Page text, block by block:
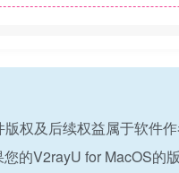
权及后续权益属于软件
的V2rayU for MacOS的